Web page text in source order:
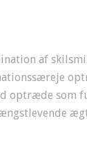
af
optræde som